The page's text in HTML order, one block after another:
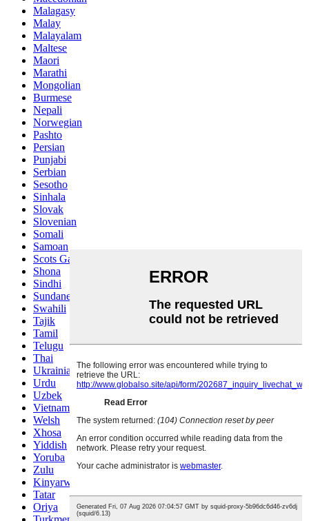
Malagasy
Malay
Malayalam
Maltese
Maori
Marathi
Mongolian
Burmese
Nepali
Norwegian
Pashto
Persian
Punjabi
Serbian
Sesotho
Sinhala
Slovak
Slovenian
Somali
Samoan
Scots Gaelic
Shona
Sindhi
Sundanese
Swahili
Tajik
Tamil
Telugu
Thai
Ukrainian
Urdu
Uzbek
Vietnamese
Welsh
Xhosa
Yiddish
Yoruba
Zulu
Kinyarwanda
Tatar
Oriya